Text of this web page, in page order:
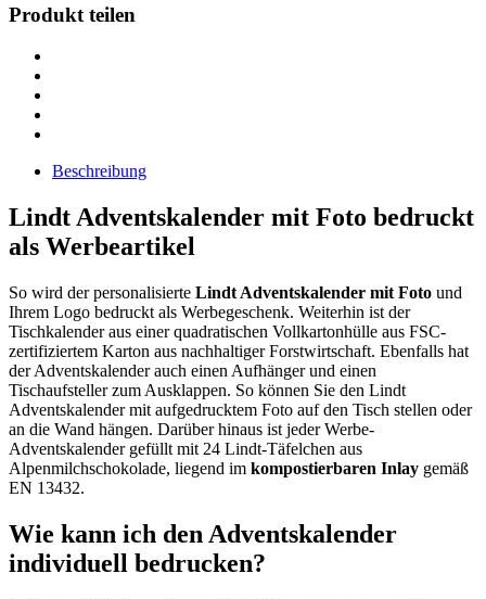
Produkt teilen
Beschreibung
Lindt Adventskalender mit Foto bedruckt
als Werbeartikel
So wird der personalisierte Lindt Adventskalender mit Foto und
Ihrem Logo bedruckt als Werbegeschenk. Weiterhin ist der
Tischkalender aus einer quadratischen Vollkartonhülle aus FSC-
zertifiziertem Karton aus nachhaltiger Forstwirtschaft. Ebenfalls hat
der Adventskalender auch einen Aufhänger und einen
Tischaufsteller zum Ausklappen. So können Sie den Lindt
Adventskalender mit aufgedrucktem Foto auf den Tisch stellen oder
an die Wand hängen. Darüber hinaus ist jeder Werbe-
Adventskalender gefüllt mit 24 Lindt-Täfelchen aus
Alpenmilchschokolade, liegend im kompostierbaren Inlay gemäß
EN 13432.
Wie kann ich den Adventskalender
individuell bedrucken?